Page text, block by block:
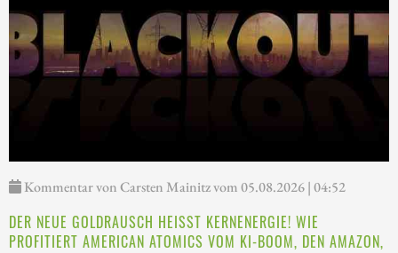
Kommentar von Carsten Mainitz vom 05.08.2026 | 04:52
DER NEUE GOLDRAUSCH HEISST KERNENERGIE! WIE P
ROFITIERT AMERICAN ATOMICS VOM KI-BOOM, DEN AMAZON, M